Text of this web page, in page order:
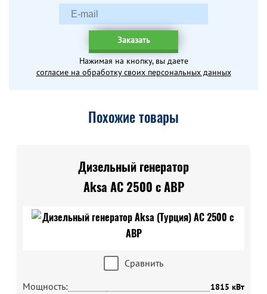
Заказать
Нажимая на кнопку, вы даете
согласие на обработку своих персональных данных
Похожие товары
Дизельный генератор
Aksa AC 2500 с АВР
Сравнить
Мощность:
1815 кВт